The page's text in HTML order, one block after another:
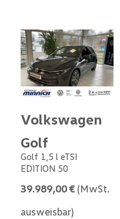
Volkswagen
Golf
Golf 1,5 l eTSI
EDITION 50
39.989,00 € (MwSt.
ausweisbar)